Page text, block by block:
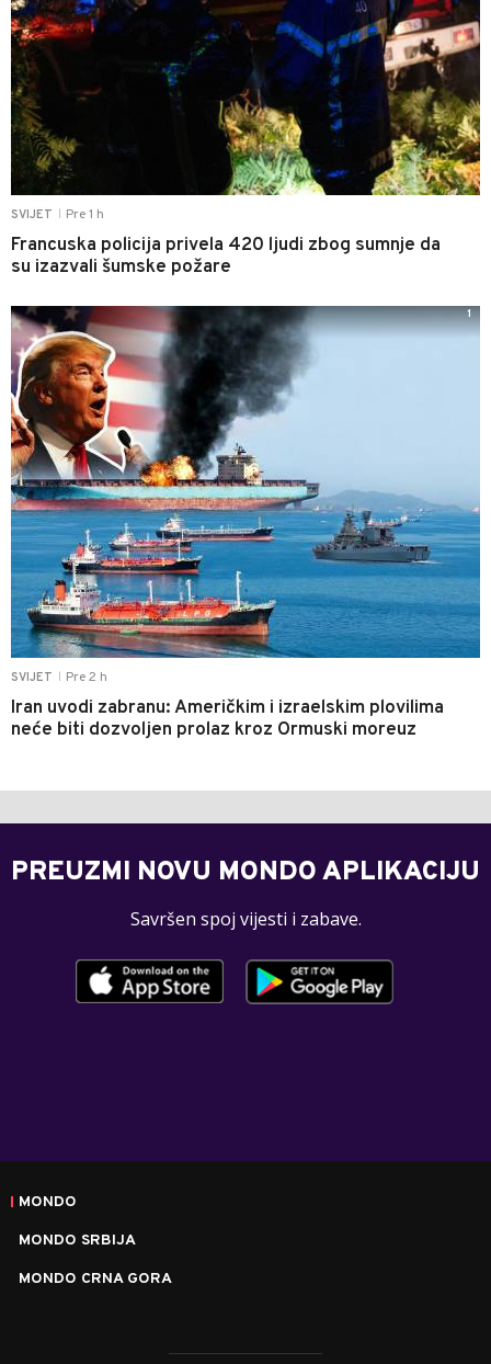
SVIJET Pre 1 h
Francuska policija privela 420 ljudi zbog sumnje da
su izazvali šumske požare
SVIJET Pre 2 h
Iran uvodi zabranu: Američkim i izraelskim plovilima
neće biti dozvoljen prolaz kroz Ormuski moreuz
1
PREUZMI NOVU MONDO APLIKACIJU
Savršen spoj vijesti i zabave.
MONDO
MONDO SRBIJA
MONDO CRNA GORA